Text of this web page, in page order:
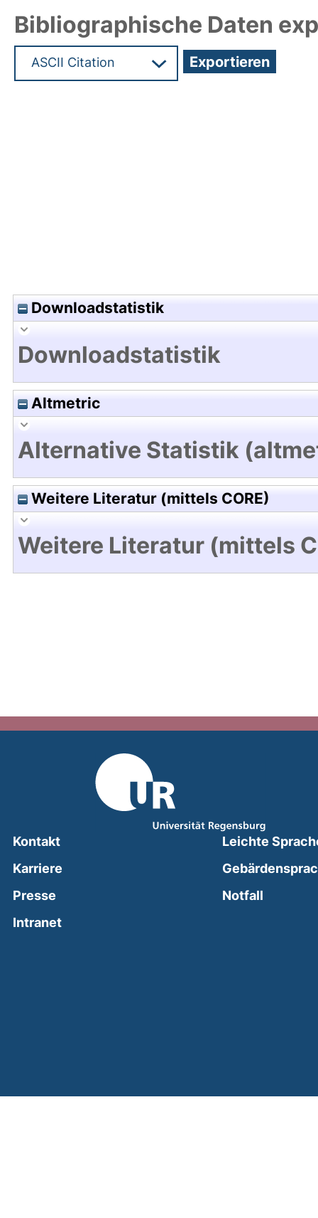
Bibliographische Daten
Downloadstatistik
Downloadstatistik
Altmetric
Alternative Statistik
Weitere Literatur (mittels CORE)
Weitere Literatur (mittels
Kontakt
Karriere
Presse
Intranet(external link, opens in a new window)
Leichte
Notfall